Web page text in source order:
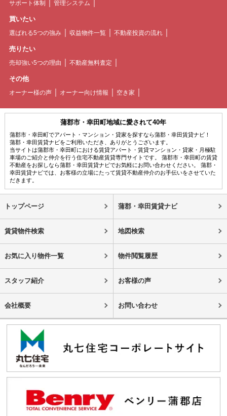
サポート体制
管理システム
買いたい
選ばれる5つの強み 収益物件一覧 不動産投資の流れ
売りたい
売却強い5つの理由 不動産無料査定
その他
オーナー様の声 オーナー向け情報 空き家
蒲郡市・幸田町地域に愛されて40年
蒲郡市・幸田町でアパート・マンション・貸家を探すなら蒲郡・幸田賃貸ナビ！
蒲郡・幸田賃貸ナビをご利用いただき、ありがとうございます。
当サイトは蒲郡市・幸田町における賃貸アパート・賃貸マンション・貸家・月極駐
車場のご紹介と仲介を行う住宅不動産賃貸専門サイトです。 蒲郡市・幸田町の賃貸
不動産をお探しなら蒲郡・幸田賃貸ナビでお気軽にお問い合わせください。 蒲郡・
幸田賃貸ナビでは、お客様の立場にたって賃貸不動産仲介のお手伝いをさせていた
だきます。
トップページ 蒲郡・幸田賃貸ナビ
賃貸物件検索 地図検索
お気に入り物件一覧 物件閲覧履歴
スタッフ紹介 お客様の声
会社概要 お問い合わせ